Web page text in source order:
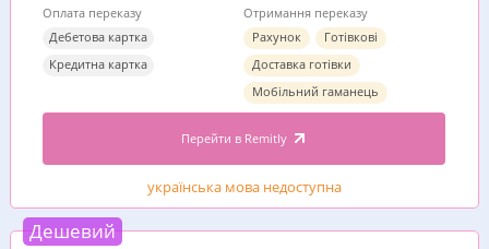
Оплата переказу
Дебетова картка
Кредитна картка
Отримання переказу
Рахунок
Готівкові
Доставка готівки
Мобільний гаманець
Перейти в Remitly
українська мова недоступна
Дешевий